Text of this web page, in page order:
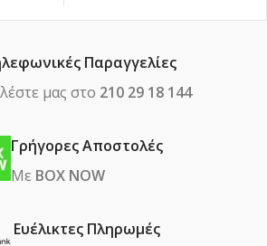
Παραγγελίες
μας στο 210 29 18 144
Γρήγορες Αποστολές
Με BOX NOW
Ευέλικτες Πληρωμές